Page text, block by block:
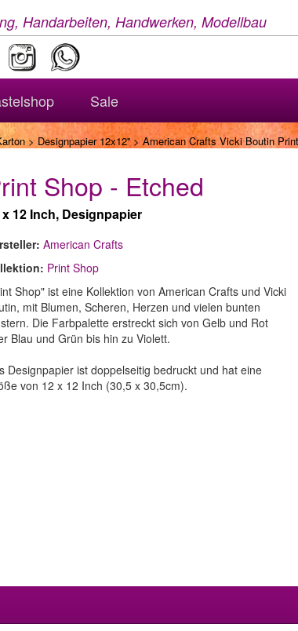
Handarbeiten, Handwerken, Modellbau
Sale
> Designpapier 12x12''> American Crafts Vicki Boutin
Shop - Etched
x 12 Inch, Designpapier
American Crafts
Print Shop
Shop" ist eine Kollektion von American Crafts und Vicki
mit Blumen, Scheren, Herzen und vielen bunten
Die Farbpalette erstreckt sich von Gelb und Rot
Blau und Grün bis hin zu Violett.
Designpapier ist doppelseitig bedruckt und hat eine
von 12 x 12 Inch (30,5 x 30,5cm).